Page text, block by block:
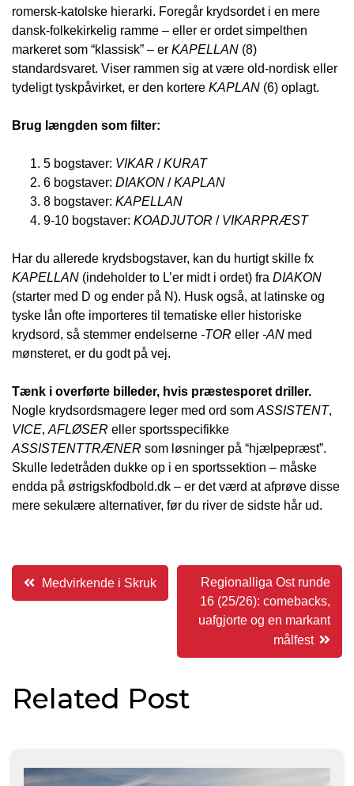
romersk-katolske hierarki. Foregår krydsordet i en mere
dansk-folkekirkelig ramme – eller er ordet simpelthen
markeret som “klassisk” – er KAPELLAN (8)
standardsvaret. Viser rammen sig at være old-nordisk eller
tydeligt tyskpåvirket, er den kortere KAPLAN (6) oplagt.
Brug længden som filter:
5 bogstaver: VIKAR /KURAT
6 bogstaver: DIAKON /KAPLAN
8 bogstaver: KAPELLAN
9-10 bogstaver: KOADJUTOR / VIKARPRÆST
Har du allerede krydsbogstaver, kan du hurtigt skille fx
KAPELLAN (indeholder to L’er midt i ordet) fra DIAKON
(starter med D og ender på N). Husk også, at latinske og
tyske lån ofte importeres til tematiske eller historiske
krydsord, så stemmer endelserne -TOR eller -AN med
mønsteret, er du godt på vej.
Tænk i overførte billeder, hvis præstesporet driller.
Nogle krydsordsmagere leger med ord som ASSISTENT,
VICE, AFLØSER eller sportsspecifikke
ASSISTENTTRÆNER som løsninger på “hjælpepræst”.
Skulle ledetråden dukke op i en sportssektion – måske
endda på østrigskfodbold.dk – er det værd at afprøve disse
mere sekulære alternativer, før du river de sidste hår ud.
Indlægsnavigation
Medvirkende i Skruk
Regionalliga Ost runde
16 (25/26): comebacks,
uafgjorte og en markant
målfest
Related Post